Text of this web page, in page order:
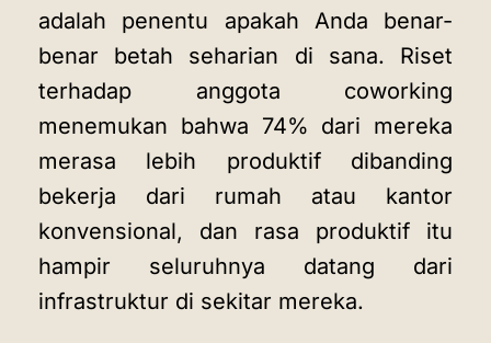
adalah penentu apakah Anda benar-
benar betah seharian di sana. Riset
terhadap anggota coworking
menemukan bahwa 74% dari mereka
merasa lebih produktif dibanding
bekerja dari rumah atau kantor
konvensional, dan rasa produktif itu
hampir seluruhnya datang dari
infrastruktur di sekitar mereka.